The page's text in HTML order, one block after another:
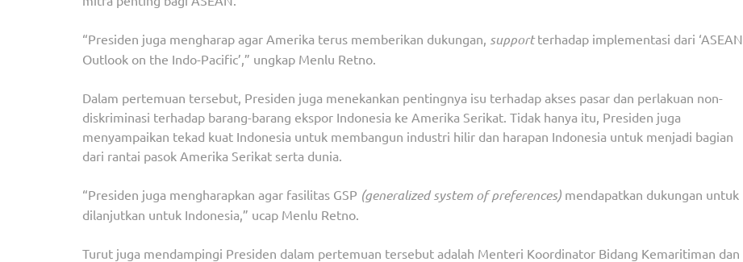
“Presiden juga mengharap agar Amerika terus memberikan dukungan, supportterhadap implementasi dari ‘ASEAN
Outlook on the Indo-Pacific’,” ungkap Menlu Retno.
Dalam pertemuan tersebut, Presiden juga menekankan pentingnya isu terhadap akses pasar dan perlakuan non-
diskriminasi terhadap barang-barang ekspor Indonesia ke Amerika Serikat. Tidak hanya itu, Presiden juga
menyampaikan tekad kuat Indonesia untuk membangun industri hilir dan harapan Indonesia untuk menjadi bagian
dari rantai pasok Amerika Serikat serta dunia.
“Presiden juga mengharapkan agar fasilitas GSP (generalized system of preferences) mendapatkan dukungan untuk
dilanjutkan untuk Indonesia,” ucap Menlu Retno.
Turut juga mendampingi Presiden dalam pertemuan tersebut adalah Menteri Koordinator Bidang Kemaritiman dan